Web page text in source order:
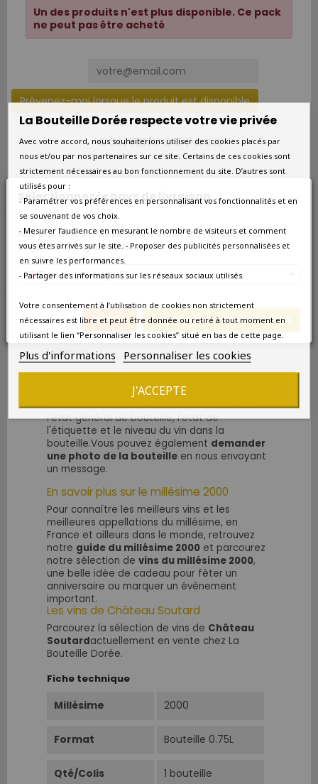
Sélectionnez le pays de livraison
Nos prix et les frais peuvent varier en fonction du
pays/de la région de livraison.
France métropolitaine
Annuler Enregistrer les modifications
Un des produits n'est plus disponible. Ce pack
ne peut pas être acheté
Prévenez-moi lorsque le produit est disponible
CONTENU DU PACK
CHÂTEAU SOUTARD SAINT-EMILION GRAND CRU
CLASSÉ 2000
CHÂTEAU MILENS TOUR DE VIGNOT SAINT-EMILION
2021
COFFRET CADEAU VIN 3 BOUTEILLES
de Bordeaux en appellation Saint-Emilion et
Grand Cru Classé. Il est proposé ici en
Magnum.
En savoir plus sur l'état de la bouteille
Vous pouvez retrouver ci-dessous, dans la
fiche descriptive du vin, des informations sur
l'état général de bouteille, l'état de
l'étiquette et le niveau du vin dans la
bouteille.Vous pouvez également demander
une photo de la bouteille en nous envoyant
un message.
En savoir plus sur le millésime 2000
Pour connaître les meilleurs vins et les
meilleures appellations du millésime, en
France et ailleurs dans le monde, retrouvez
notre guide du millésime 2000 et parcourez
notre sélection de vins du millésime 2000,
une belle idée de cadeau pour fêter un
anniversaire ou marquer un évènement
important.
Les vins de Château Soutard
Parcourez la sélection de vins de Château
Soutardactuellement en vente chez La
Bouteille Dorée.
Fiche technique
Millésime 2000
Format Bouteille 0.75L
Qté/Colis 1 bouteille
La Bouteille Dorée respecte votre vie privée
Avec votre accord, nous souhaiterions utiliser des cookies placés par
nous et/ou par nos partenaires sur ce site. Certains de ces cookies sont
strictement nécessaires au bon fonctionnement du site. D’autres sont
utilisés pour :
- Paramétrer vos préférences en personnalisant vos fonctionnalités et en
se souvenant de vos choix.
- Mesurer l’audience en mesurant le nombre de visiteurs et comment
vous êtes arrivés sur le site. - Proposer des publicités personnalisées et
en suivre les performances.
- Partager des informations sur les réseaux sociaux utilisés.
Votre consentement à l’utilisation de cookies non strictement
nécessaires est libre et peut être donnée ou retiré à tout moment en
utilisant le lien “Personnaliser les cookies” situé en bas de cette page.
Plus d'informations Personnaliser les cookies
J'ACCEPTE